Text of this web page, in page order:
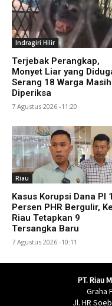
Indragiri Hilir
Terjebak Perangkap,
Monyet Liar yang
Serang 18 Warga Masih
Diperiksa
7 Agustus 2026 -11:20
Riau
Kasus Korupsi Dana PI
Persen PHR Bergulir,
Riau Tetapkan 9
Tersangka Baru
7 Agustus 2026 -10:11
PT. Riau
Graha
Jl. HR